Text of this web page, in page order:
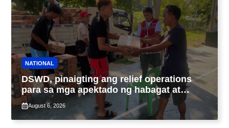
NATIONAL
DSWD, pinaigting ang relief operations
para sa mga apektado ng habagat at
Bagyong Luis, Maymay
August 6, 2026